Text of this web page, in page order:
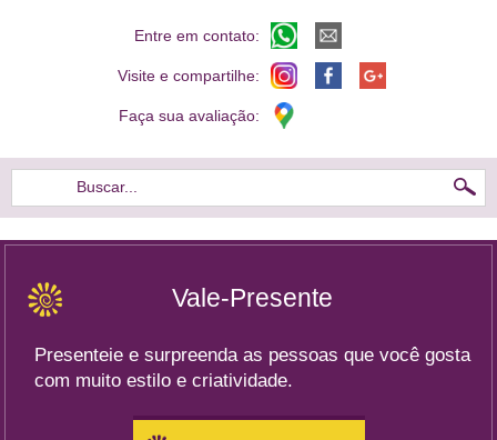
Entre em contato:
Visite e compartilhe:
Faça sua avaliação:
Buscar...
Vale-Presente
Presenteie e surpreenda as pessoas que você gosta
com muito estilo e criatividade.